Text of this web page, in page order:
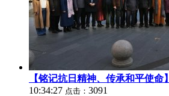
【铭记抗日精神、传承和平使命】
10:34:27 点击： 3091